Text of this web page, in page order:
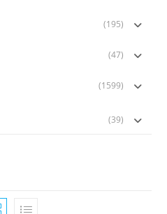
(195)
(47)
(1599)
(39)